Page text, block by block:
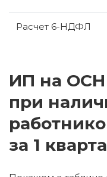
Рас­чет 6-НД­ФЛ
ИП на
при
за 1